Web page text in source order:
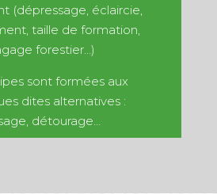
(dépressage, éclaircie,
taille de formation,
forestier…)
sont formées aux
dites alternatives :
détourage…